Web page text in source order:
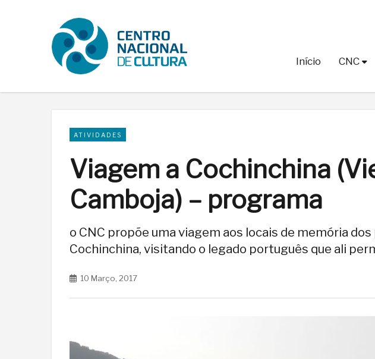
Início CNC
ATIVIDADES
Viagem a Cochinchina
Camboja) – programa
o CNC propõe uma viagem aos locais de memória
Cochinchina, visitando o legado português que ali
10 Março, 2017